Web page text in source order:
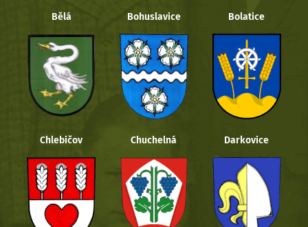
Bělá Bohuslavice Bolatice
Chlebičov Chuchelná Darkovice